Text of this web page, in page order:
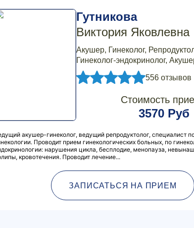
Гутникова
Виктория Яковлевна
Акушер, Гинеколог,
Гинеколог-эндокринолог,
556 отзывов
Стоимость
3570 Руб
акушер-гинеколог, ведущий репродуктолог, специалист
Проводит прием гинекологических больных, по
нарушения цикла, бесплодие, менопауза,
кровотечения. Проводит лечение...
ЗАПИСАТЬСЯ НА ПРИЕМ